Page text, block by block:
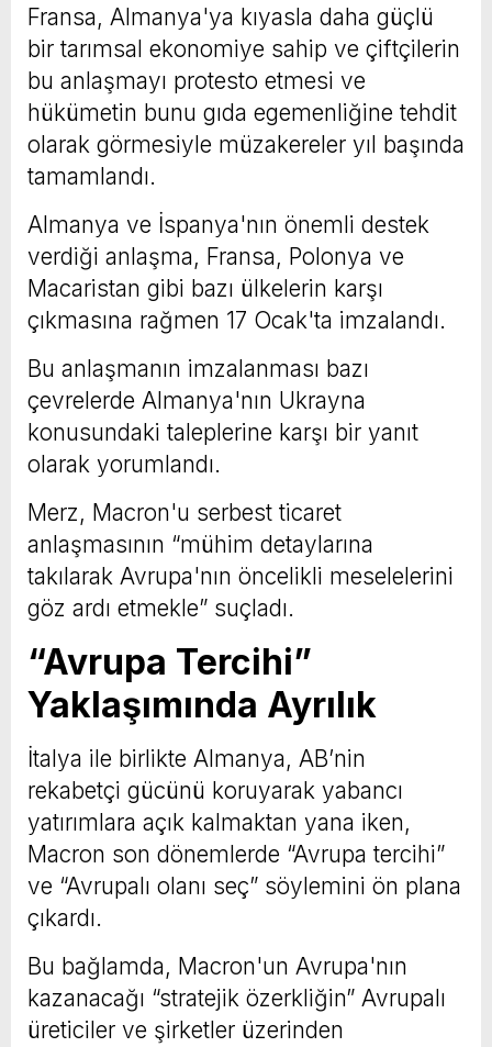
Fransa, Almanya'ya kıyasla daha güçlü
bir tarımsal ekonomiye sahip ve çiftçilerin
bu anlaşmayı protesto etmesi ve
hükümetin bunu gıda egemenliğine tehdit
olarak görmesiyle müzakereler yıl başında
tamamlandı.
Almanya ve İspanya'nın önemli destek
verdiği anlaşma, Fransa, Polonya ve
Macaristan gibi bazı ülkelerin karşı
çıkmasına rağmen 17 Ocak'ta imzalandı.
Bu anlaşmanın imzalanması bazı
çevrelerde Almanya'nın Ukrayna
konusundaki taleplerine karşı bir yanıt
olarak yorumlandı.
Merz, Macron'u serbest ticaret
anlaşmasının “mühim detaylarına
takılarak Avrupa'nın öncelikli meselelerini
göz ardı etmekle” suçladı.
“Avrupa Tercihi”
Yaklaşımında Ayrılık
İtalya ile birlikte Almanya, AB’nin
rekabetçi gücünü koruyarak yabancı
yatırımlara açık kalmaktan yana iken,
Macron son dönemlerde “Avrupa tercihi”
ve “Avrupalı olanı seç” söylemini ön plana
çıkardı.
Bu bağlamda, Macron'un Avrupa'nın
kazanacağı “stratejik özerkliğin” Avrupalı
üreticiler ve şirketler üzerinden